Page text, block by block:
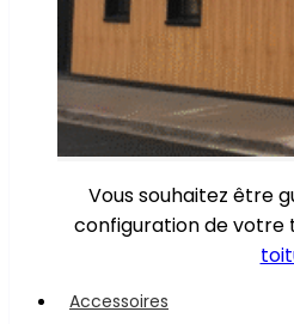
Vous souhaitez être
configuration de votre
Accessoires